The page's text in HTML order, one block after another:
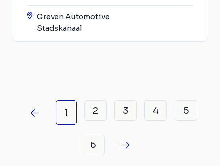
Greven Automotive
Stadskanaal
1 2 3 4 5
6